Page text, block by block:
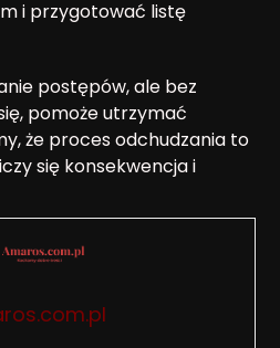
i przygotować listę
postępów, ale bez
pomoże utrzymać
że proces odchudzania to
się konsekwencja i